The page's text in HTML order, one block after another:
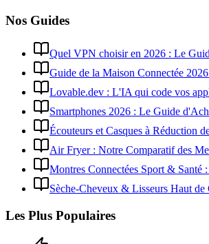
Nos Guides
Quel VPN choisir en 2026 : Le
Guide de la Maison Connectée
Lovable.dev : L'IA qui code vos
Smartphones 2026 : Le Guide
Écouteurs et Casques à Réduction
Air Fryer : Notre Comparatif des
Montres Connectées Sport &
Sèche-Cheveux & Lisseurs Haut
Les Plus Populaires